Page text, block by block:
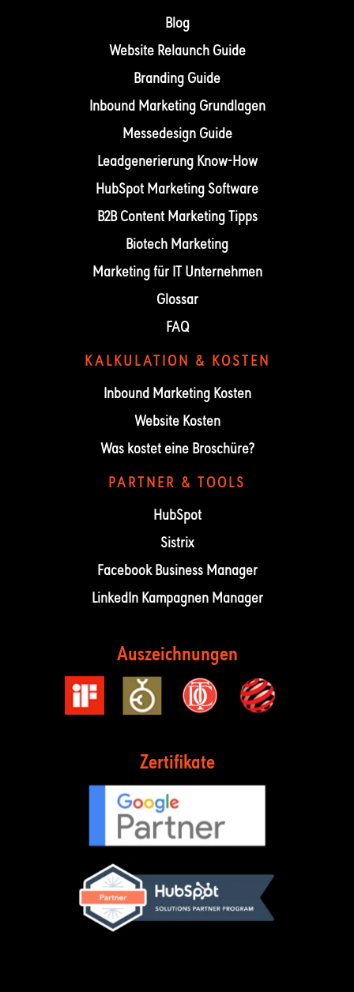
Blog
Website Relaunch Guide
Branding Guide
Inbound Marketing Grundlagen
Messedesign Guide
Leadgenerierung Know-How
HubSpot Marketing Software
B2B Content Marketing Tipps
Biotech Marketing
Marketing für IT Unternehmen
Glossar
FAQ
KALKULATION & KOSTEN
Inbound Marketing Kosten
Website Kosten
Was kostet eine Broschüre?
PARTNER & TOOLS
HubSpot
Sistrix
Facebook Business Manager
LinkedIn Kampagnen Manager
Auszeichnungen
Zertifikate